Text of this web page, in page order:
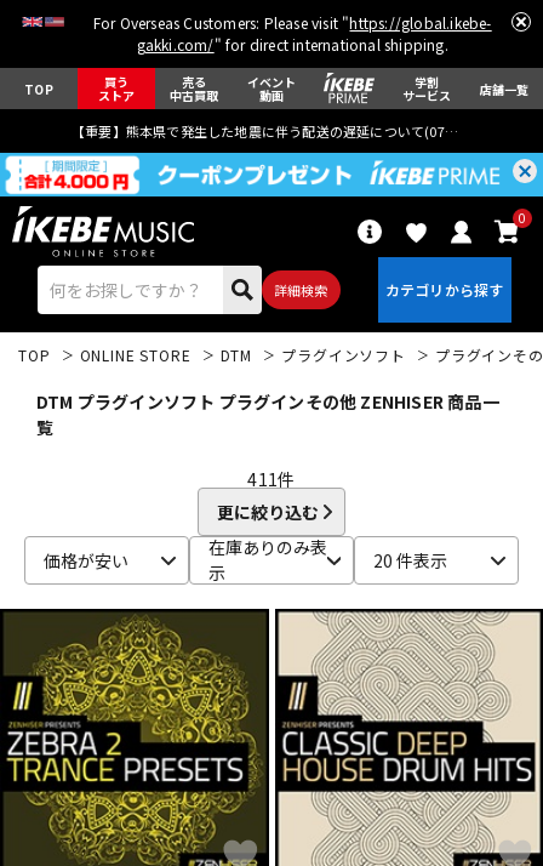
For Overseas Customers: Please visit "https://global.ikebe-
gakki.com/" for direct international shipping.
TOP 買う
ストア
売る
中古買取
イベント
動画
学割
サービス 店舗一覧
【重要】熊本県で発生した地震に伴う配送の遅延について(07月29日
詳細検索
0
ベース ウクレレ
ドラム パーカッション
キーボード 電子ピアノ
管楽器 その他楽器
TOP ONLINE STORE DTM プラグインソフト プラグインそ
DTM プラグインソフト プラグインその他 ZENHISER 商品一
覧
411件
更に絞り込む
価格が安い
在庫ありのみ表
示
20 件表示